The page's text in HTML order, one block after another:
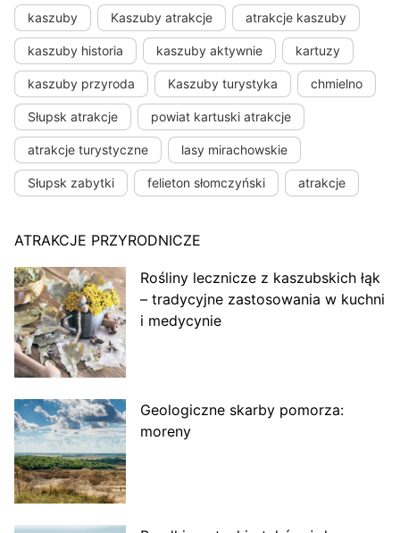
kaszuby Kaszuby atrakcje atrakcje kaszuby
kaszuby historia kaszuby aktywnie kartuzy
kaszuby przyroda Kaszuby turystyka chmielno
Słupsk atrakcje powiat kartuski atrakcje
atrakcje turystyczne lasy mirachowskie
Słupsk zabytki felieton słomczyński atrakcje
ATRAKCJE PRZYRODNICZE
Rośliny lecznicze z kaszubskich łąk
– tradycyjne zastosowania w kuchni
i medycynie
Geologiczne skarby pomorza:
moreny